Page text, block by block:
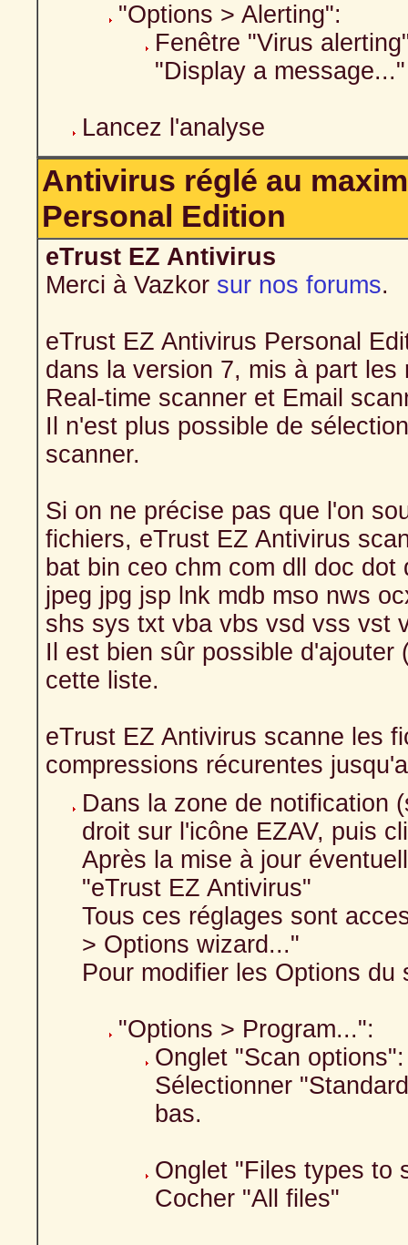
"Options > Alerting":
Fenêtre "Virus
"Display a message..."
Lancez l'analyse
Antivirus réglé au
Personal Edition
eTrust EZ Antivirus
Merci à Vazkor sur nos forums.
eTrust EZ Antivirus Personal
dans la version 7, mis à part
Real-time scanner et Email
Il n'est plus possible de
scanner.
Si on ne précise pas que l'on
fichiers, eTrust EZ Antivirus
bat bin ceo chm com dll doc
jpeg jpg jsp lnk mdb mso nws
shs sys txt vba vbs vsd vss vst
Il est bien sûr possible
cette liste.
eTrust EZ Antivirus scanne les
compressions récurentes
Dans la zone de notification
droit sur l'icône EZAV, puis
Après la mise à jour
"eTrust EZ Antivirus"
Tous ces réglages sont
> Options wizard..."
Pour modifier les Options du
"Options > Program...":
Onglet "Scan options":
Sélectionner
bas.
Onglet "Files types to
Cocher "All files"